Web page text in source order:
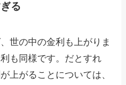
る
世の中の金利も上がりま
も同様です。だとすれ
上がることについては、